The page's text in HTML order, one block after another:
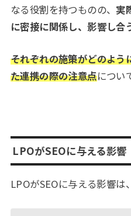
なる役割を持つものの、 実
に密接に関係し、影響し合
それぞれの施策がどのよう
た連携の際の注意点につい
LPOがSEOに与える影響
LPOがSEOに与える影響は